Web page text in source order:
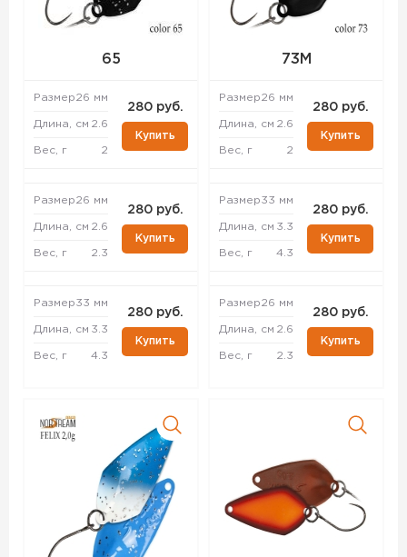
65
Размер26 мм
Длина, см 2.6
Вес, г 2
280 руб.
Купить
Размер26 мм
Длина, см 2.6
Вес, г 2.3
280 руб.
Купить
Размер33 мм
Длина, см 3.3
Вес, г 4.3
280 руб.
Купить
73M
Размер26 мм
Длина, см 2.6
Вес, г 2
280 руб.
Купить
Размер33 мм
Длина, см 3.3
Вес, г 4.3
280 руб.
Купить
Размер26 мм
Длина, см 2.6
Вес, г 2.3
280 руб.
Купить